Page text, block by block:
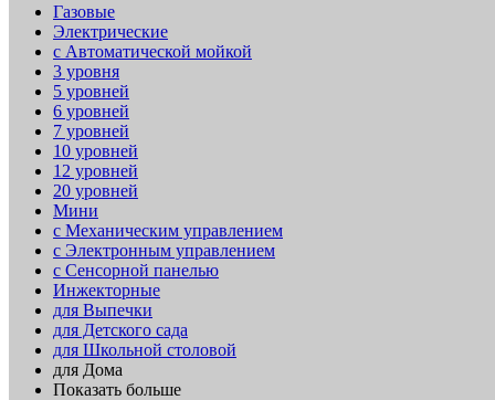
Газовые
Электрические
с Автоматической мойкой
3 уровня
5 уровней
6 уровней
7 уровней
10 уровней
12 уровней
20 уровней
Мини
с Механическим управлением
с Электронным управлением
с Сенсорной панелью
Инжекторные
для Выпечки
для Детского сада
для Школьной столовой
для Дома
Показать больше